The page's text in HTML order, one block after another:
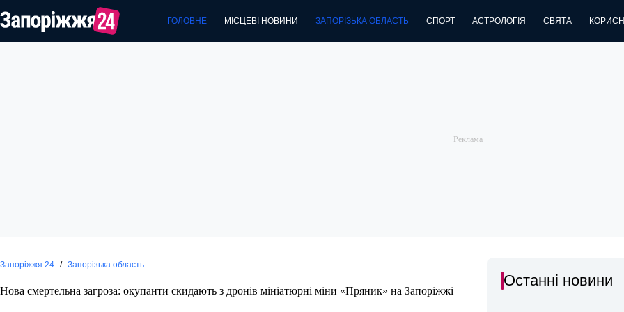
до
вмісту
ГОЛОВНЕ МІСЦЕВІ НОВИНИ ЗАПОРІЗЬКА ОБЛАСТЬ СПОРТ АСТРОЛОГІЯ СВЯТА
Запоріжжя 24 / Запорізька область
Нова смертельна загроза: окупанти скидають з дронів мініатюрні міни «Пряник» на Запоріжжі
Останні новини